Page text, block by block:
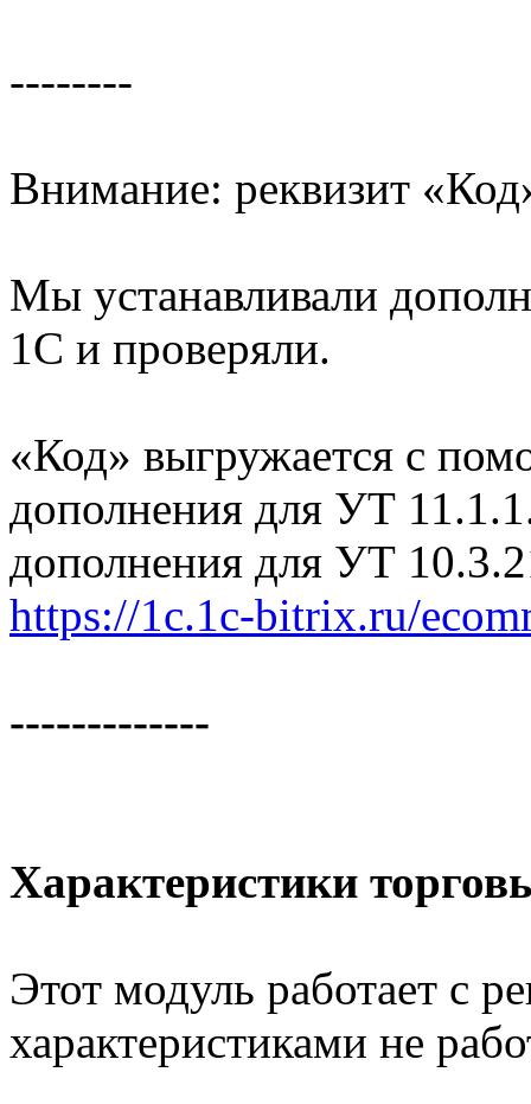
--------
Внимание: реквизит
Мы устанавливали
1С и проверяли.
«Код» выгружается с
дополнения для УТ
дополнения для УТ
https://1c.1c-bitrix.ru/
-------------
Характеристики
Этот модуль работает с
характеристиками не